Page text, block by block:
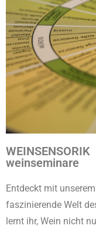
WEINSENSORIK
weinseminare
Entdeckt mit
faszinierende Welt
lernt ihr, Wein nicht